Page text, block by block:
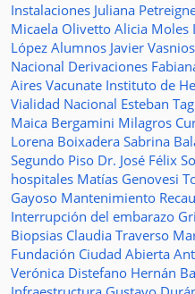
Instalaciones Juliana
Micaela Olivetto Alicia Moles
López Alumnos Javier
Nacional Derivaciones
Aires Vacunate Instituto de
Vialidad Nacional Esteban
Maica Bergamini Milagros
Lorena Boixadera Sabrina
Segundo Piso Dr. José Félix
hospitales Matías Genovesi
Gayoso Mantenimiento
Interrupción del embarazo
Biopsias Claudia Traverso
Fundación Ciudad Abierta
Verónica Distefano Hernán